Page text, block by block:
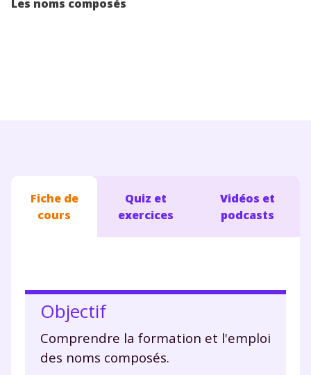
Les noms composés
Fiche de
cours
Quiz et
exercices
Vidéos et
podcasts
Objectif
Comprendre la formation et l'emploi
des noms composés.